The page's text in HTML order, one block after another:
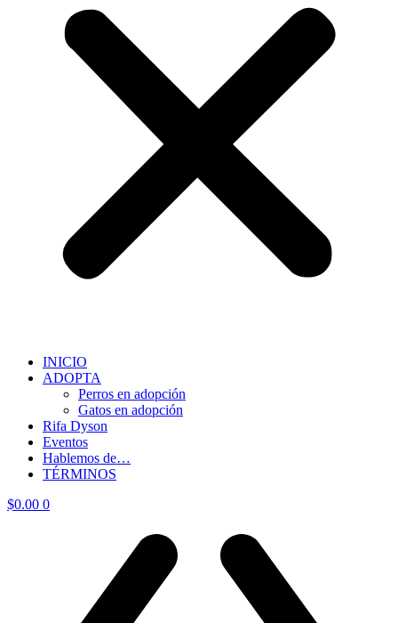
INICIO
ADOPTA
Perros en adopción
Gatos en adopción
Rifa Dyson
Eventos
Hablemos de…
TÉRMINOS
$0.00 0